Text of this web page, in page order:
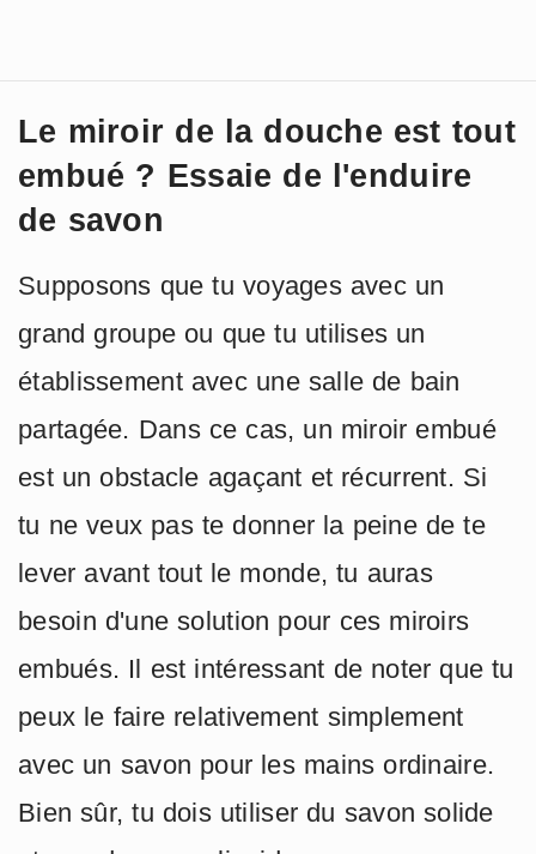
Le miroir de la douche est tout
embué ? Essaie de l'enduire
de savon
Supposons que tu voyages avec un
grand groupe ou que tu utilises un
établissement avec une salle de bain
partagée. Dans ce cas, un miroir embué
est un obstacle agaçant et récurrent. Si
tu ne veux pas te donner la peine de te
lever avant tout le monde, tu auras
besoin d'une solution pour ces miroirs
embués. Il est intéressant de noter que tu
peux le faire relativement simplement
avec un savon pour les mains ordinaire.
Bien sûr, tu dois utiliser du savon solide